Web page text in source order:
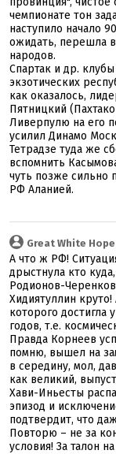
чемпионате тон
наступило начало
ожидать, перешла
народов.
Спартак и др.
экзотических
как оказалось,
Пятницкий
Ливерпулю на его
усилил Динамо
Тетрадзе туда же
вспомнить
чуть позже сильно
РФ Аланией.
Great White Hope
А что ж РФ!
дрыстнула кто
Родионов-
Хидиятуллин
которого достигла
годов, т.е.
Правда Корнеев
помню, вышел на
в середину, мол,
как великий,
Хави-Иньесты
эпизод и
подтвердит, что
Повторю – не за
условия! За талон